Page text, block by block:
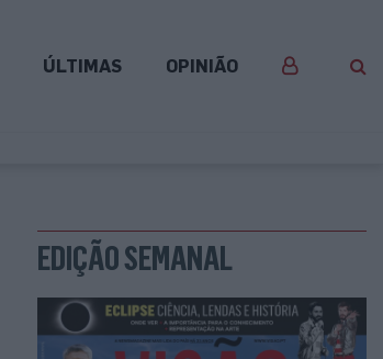
ÚLTIMAS OPINIÃO
EDIÇÃO SEMANAL